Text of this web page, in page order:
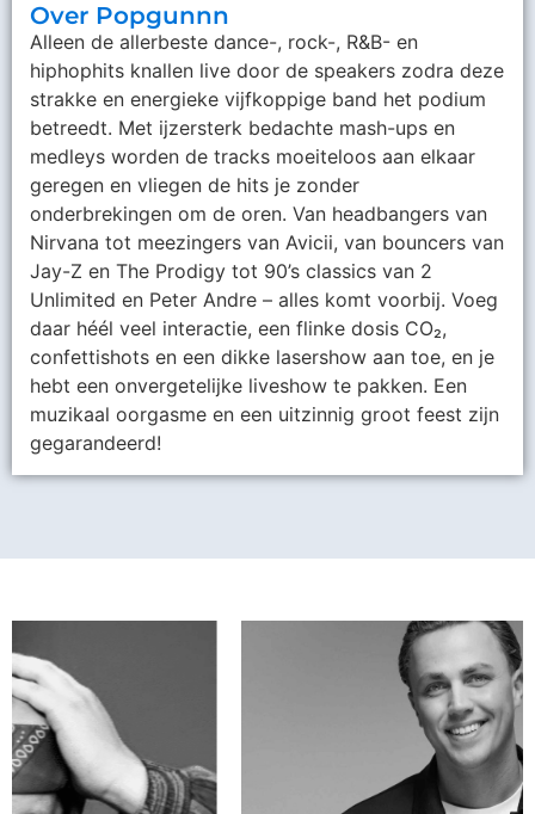
Over Popgunnn
Alleen de allerbeste dance-, rock-, R&B- en
hiphophits knallen live door de speakers zodra deze
strakke en energieke vijfkoppige band het podium
betreedt. Met ijzersterk bedachte mash-ups en
medleys worden de tracks moeiteloos aan elkaar
geregen en vliegen de hits je zonder
onderbrekingen om de oren. Van headbangers van
Nirvana tot meezingers van Avicii, van bouncers van
Jay-Z en The Prodigy tot 90’s classics van 2
Unlimited en Peter Andre – alles komt voorbij. Voeg
daar héél veel interactie, een flinke dosis CO₂,
confettishots en een dikke lasershow aan toe, en je
hebt een onvergetelijke liveshow te pakken. Een
muzikaal oorgasme en een uitzinnig groot feest zijn
gegarandeerd!